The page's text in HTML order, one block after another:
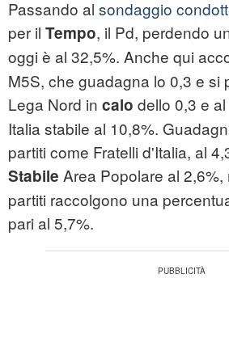
Passando al sondaggio
per il Tempo, il Pd, perdendo
oggi è al 32,5%. Anche qui
M5S, che guadagna lo 0,3 e si
Lega Nord in calo dello 0,3 e
Italia stabile al 10,8%.
partiti come Fratelli d'Italia, al
Stabile Area Popolare al 2,6%,
partiti raccolgono una
pari al 5,7%.